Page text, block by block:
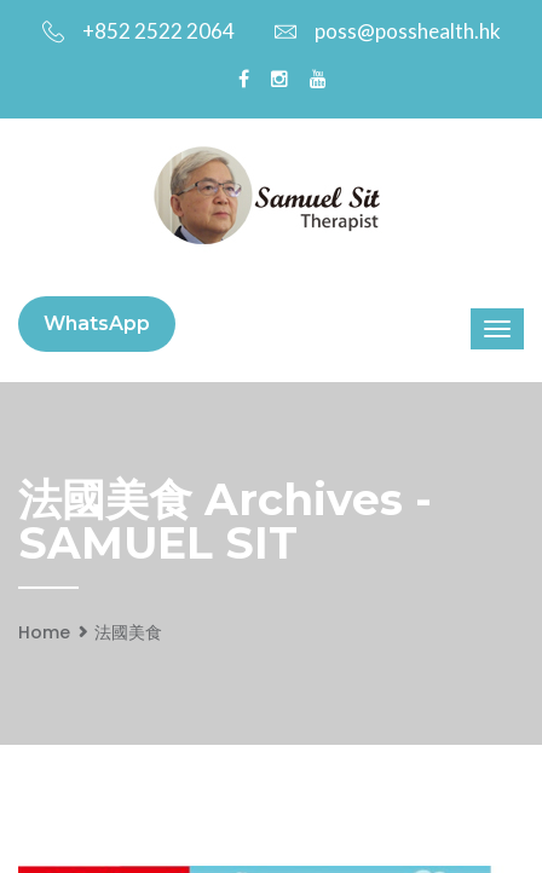
+852 2522 2064 poss@posshealth.hk
WhatsApp
法國美食 Archives -
SAMUEL SIT
Home 法國美食